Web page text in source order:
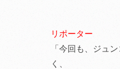
リポーター
「今回も、ジュ
く、